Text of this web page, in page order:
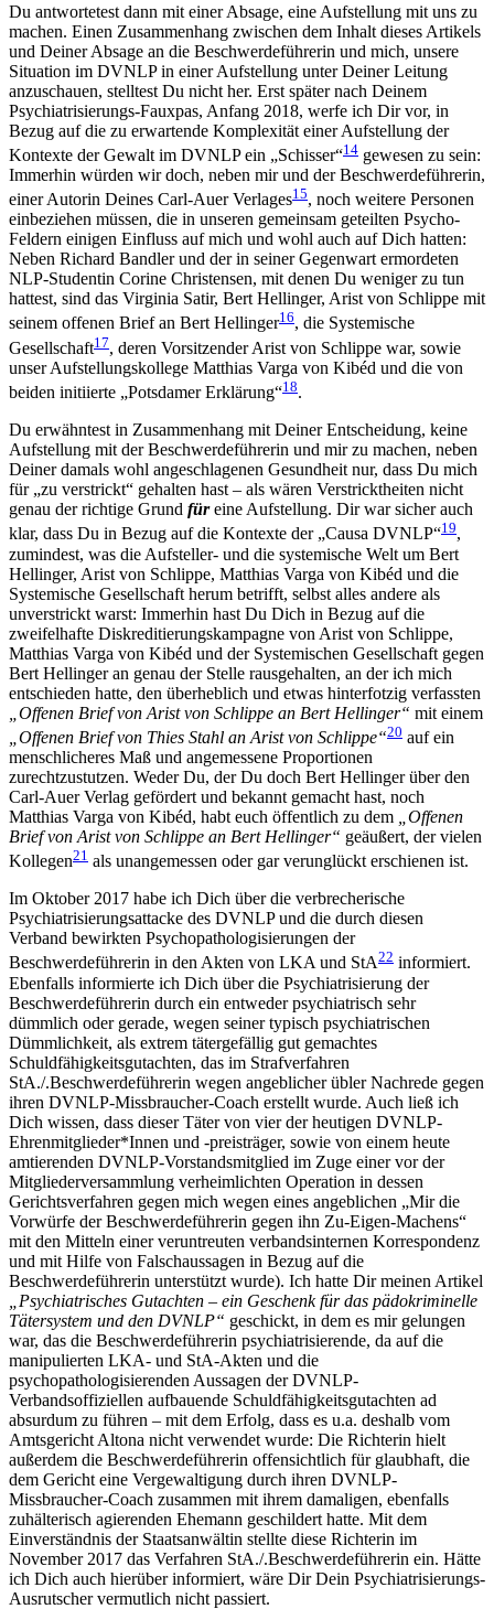
Du antwortetest dann mit einer Absage, eine Aufstellung mit uns zu
machen. Einen Zusammenhang zwischen dem Inhalt dieses Artikels
und Deiner Absage an die Beschwerdeführerin und mich, unsere
Situation im DVNLP in einer Aufstellung unter Deiner Leitung
anzuschauen, stelltest Du nicht her. Erst später nach Deinem
Psychiatrisierungs-Fauxpas, Anfang 2018, werfe ich Dir vor, in
Bezug auf die zu erwartende Komplexität einer Aufstellung der
Kontexte der Gewalt im DVNLP ein „Schisser“14 gewesen zu sein:
Immerhin würden wir doch, neben mir und der Beschwerdeführerin,
einer Autorin Deines Carl-Auer Verlages15, noch weitere Personen
einbeziehen müssen, die in unseren gemeinsam geteilten Psycho-
Feldern einigen Einfluss auf mich und wohl auch auf Dich hatten:
Neben Richard Bandler und der in seiner Gegenwart ermordeten
NLP-Studentin Corine Christensen, mit denen Du weniger zu tun
hattest, sind das Virginia Satir, Bert Hellinger, Arist von Schlippe mit
seinem offenen Brief an Bert Hellinger16, die Systemische
Gesellschaft17, deren Vorsitzender Arist von Schlippe war, sowie
unser Aufstellungskollege Matthias Varga von Kibéd und die von
beiden initiierte „Potsdamer Erklärung“18.
Du erwähntest in Zusammenhang mit Deiner Entscheidung, keine
Aufstellung mit der Beschwerdeführerin und mir zu machen, neben
Deiner damals wohl angeschlagenen Gesundheit nur, dass Du mich
für „zu verstrickt“ gehalten hast – als wären Verstricktheiten nicht
genau der richtige Grund füreine Aufstellung. Dir war sicher auch
klar, dass Du in Bezug auf die Kontexte der „Causa DVNLP“19,
zumindest, was die Aufsteller- und die systemische Welt um Bert
Hellinger, Arist von Schlippe, Matthias Varga von Kibéd und die
Systemische Gesellschaft herum betrifft, selbst alles andere als
unverstrickt warst: Immerhin hast Du Dich in Bezug auf die
zweifelhafte Diskreditierungskampagne von Arist von Schlippe,
Matthias Varga von Kibéd und der Systemischen Gesellschaft gegen
Bert Hellinger an genau der Stelle rausgehalten, an der ich mich
entschieden hatte, den überheblich und etwas hinterfotzig verfassten
„Offenen Brief von Arist von Schlippe an Bert Hellinger“ mit einem
„Offenen Brief von Thies Stahl an Arist von Schlippe“20 auf ein
menschlicheres Maß und angemessene Proportionen
zurechtzustutzen. Weder Du, der Du doch Bert Hellinger über den
Carl-Auer Verlag gefördert und bekannt gemacht hast, noch
Matthias Varga von Kibéd, habt euch öffentlich zu dem
„Offenen
Brief von Arist von Schlippe an Bert Hellinger“ geäußert, der vielen
Kollegen21 als unangemessen oder gar verunglückt erschienen ist.
Im Oktober 2017 habe ich Dich über die verbrecherische
Psychiatrisierungsattacke des DVNLP und die durch diesen
Verband bewirkten Psychopathologisierungen der
Beschwerdeführerin in den Akten von LKA und StA22 informiert.
Ebenfalls informierte ich Dich über die Psychiatrisierung der
Beschwerdeführerin durch ein entweder psychiatrisch sehr
dümmlich oder gerade, wegen seiner typisch psychiatrischen
Dümmlichkeit, als extrem tätergefällig gut gemachtes
Schuldfähigkeitsgutachten, das im Strafverfahren
StA./.Beschwerdeführerin wegen angeblicher übler Nachrede gegen
ihren DVNLP-Missbraucher-Coach erstellt wurde. Auch ließ ich
Dich wissen, dass dieser Täter von vier der heutigen DVNLP-
Ehrenmitglieder*Innen und -preisträger, sowie von einem heute
amtierenden DVNLP-Vorstandsmitglied im Zuge einer vor der
Mitgliederversammlung verheimlichten Operation in dessen
Gerichtsverfahren gegen mich wegen eines angeblichen „Mir die
Vorwürfe der Beschwerdeführerin gegen ihn Zu-Eigen-Machens“
mit den Mitteln einer veruntreuten verbandsinternen Korrespondenz
und mit Hilfe von Falschaussagen in Bezug auf die
Beschwerdeführerin unterstützt wurde). Ich hatte Dir meinen Artikel
„Psychiatrisches Gutachten – ein Geschenk für das pädokriminelle
Tätersystem und den DVNLP“ geschickt, in dem es mir gelungen
war, das die Beschwerdeführerin psychiatrisierende, da auf die
manipulierten LKA- und StA-Akten und die
psychopathologisierenden Aussagen der DVNLP-
Verbandsoffiziellen aufbauende Schuldfähigkeitsgutachten ad
absurdum zu führen – mit dem Erfolg, dass es u.a. deshalb vom
Amtsgericht Altona nicht verwendet wurde: Die Richterin hielt
außerdem die Beschwerdeführerin offensichtlich für glaubhaft, die
dem Gericht eine Vergewaltigung durch ihren DVNLP-
Missbraucher-Coach zusammen mit ihrem damaligen, ebenfalls
zuhälterisch agierenden Ehemann geschildert hatte. Mit dem
Einverständnis der Staatsanwältin stellte diese Richterin im
November 2017 das Verfahren StA./.Beschwerdeführerin ein. Hätte
ich Dich auch hierüber informiert, wäre Dir Dein Psychiatrisierungs-
Ausrutscher vermutlich nicht passiert.